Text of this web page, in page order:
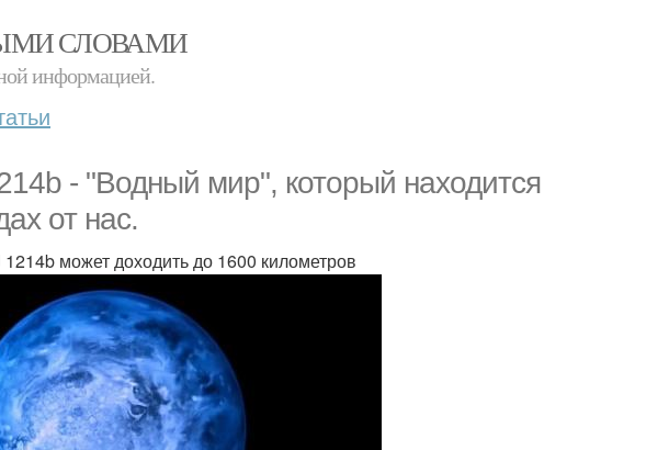
СЛОВАМИ
информацией.
- "Водный мир", который находится
от нас.
может доходить до 1600 километров